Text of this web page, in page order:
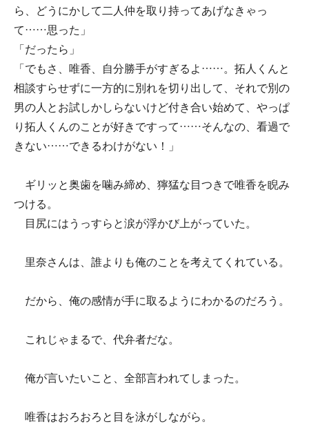
ら、どうにかして二人仲を取り持ってあげなきゃっ
て……思った」
「だったら」
「でもさ、唯香、自分勝手がすぎるよ……。拓人くんと
相談すらせずに一方的に別れを切り出して、それで別の
男の人とお試しかしらないけど付き合い始めて、やっぱ
り拓人くんのことが好きですって……そんなの、看過で
きない……できるわけがない！」
ギリッと奥歯を噛み締め、獰猛な目つきで唯香を睨み
つける。
目尻にはうっすらと涙が浮かび上がっていた。
里奈さんは、誰よりも俺のことを考えてくれている。
だから、俺の感情が手に取るようにわかるのだろう。
これじゃまるで、代弁者だな。
俺が言いたいこと、全部言われてしまった。
唯香はおろおろと目を泳がしながら。